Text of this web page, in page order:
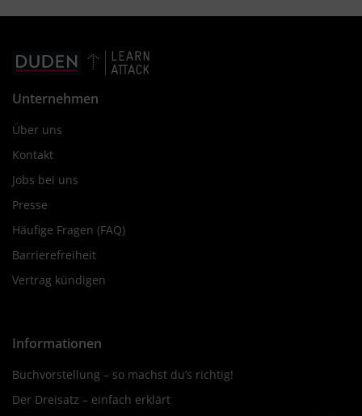
Unternehmen
Über uns
Kontakt
Jobs bei uns
Presse
Häufige Fragen (FAQ)
Barrierefreiheit
Vertrag kündigen
Informationen
Buchvorstellung – so machst du’s richtig!
Der Dreisatz – einfach erklärt